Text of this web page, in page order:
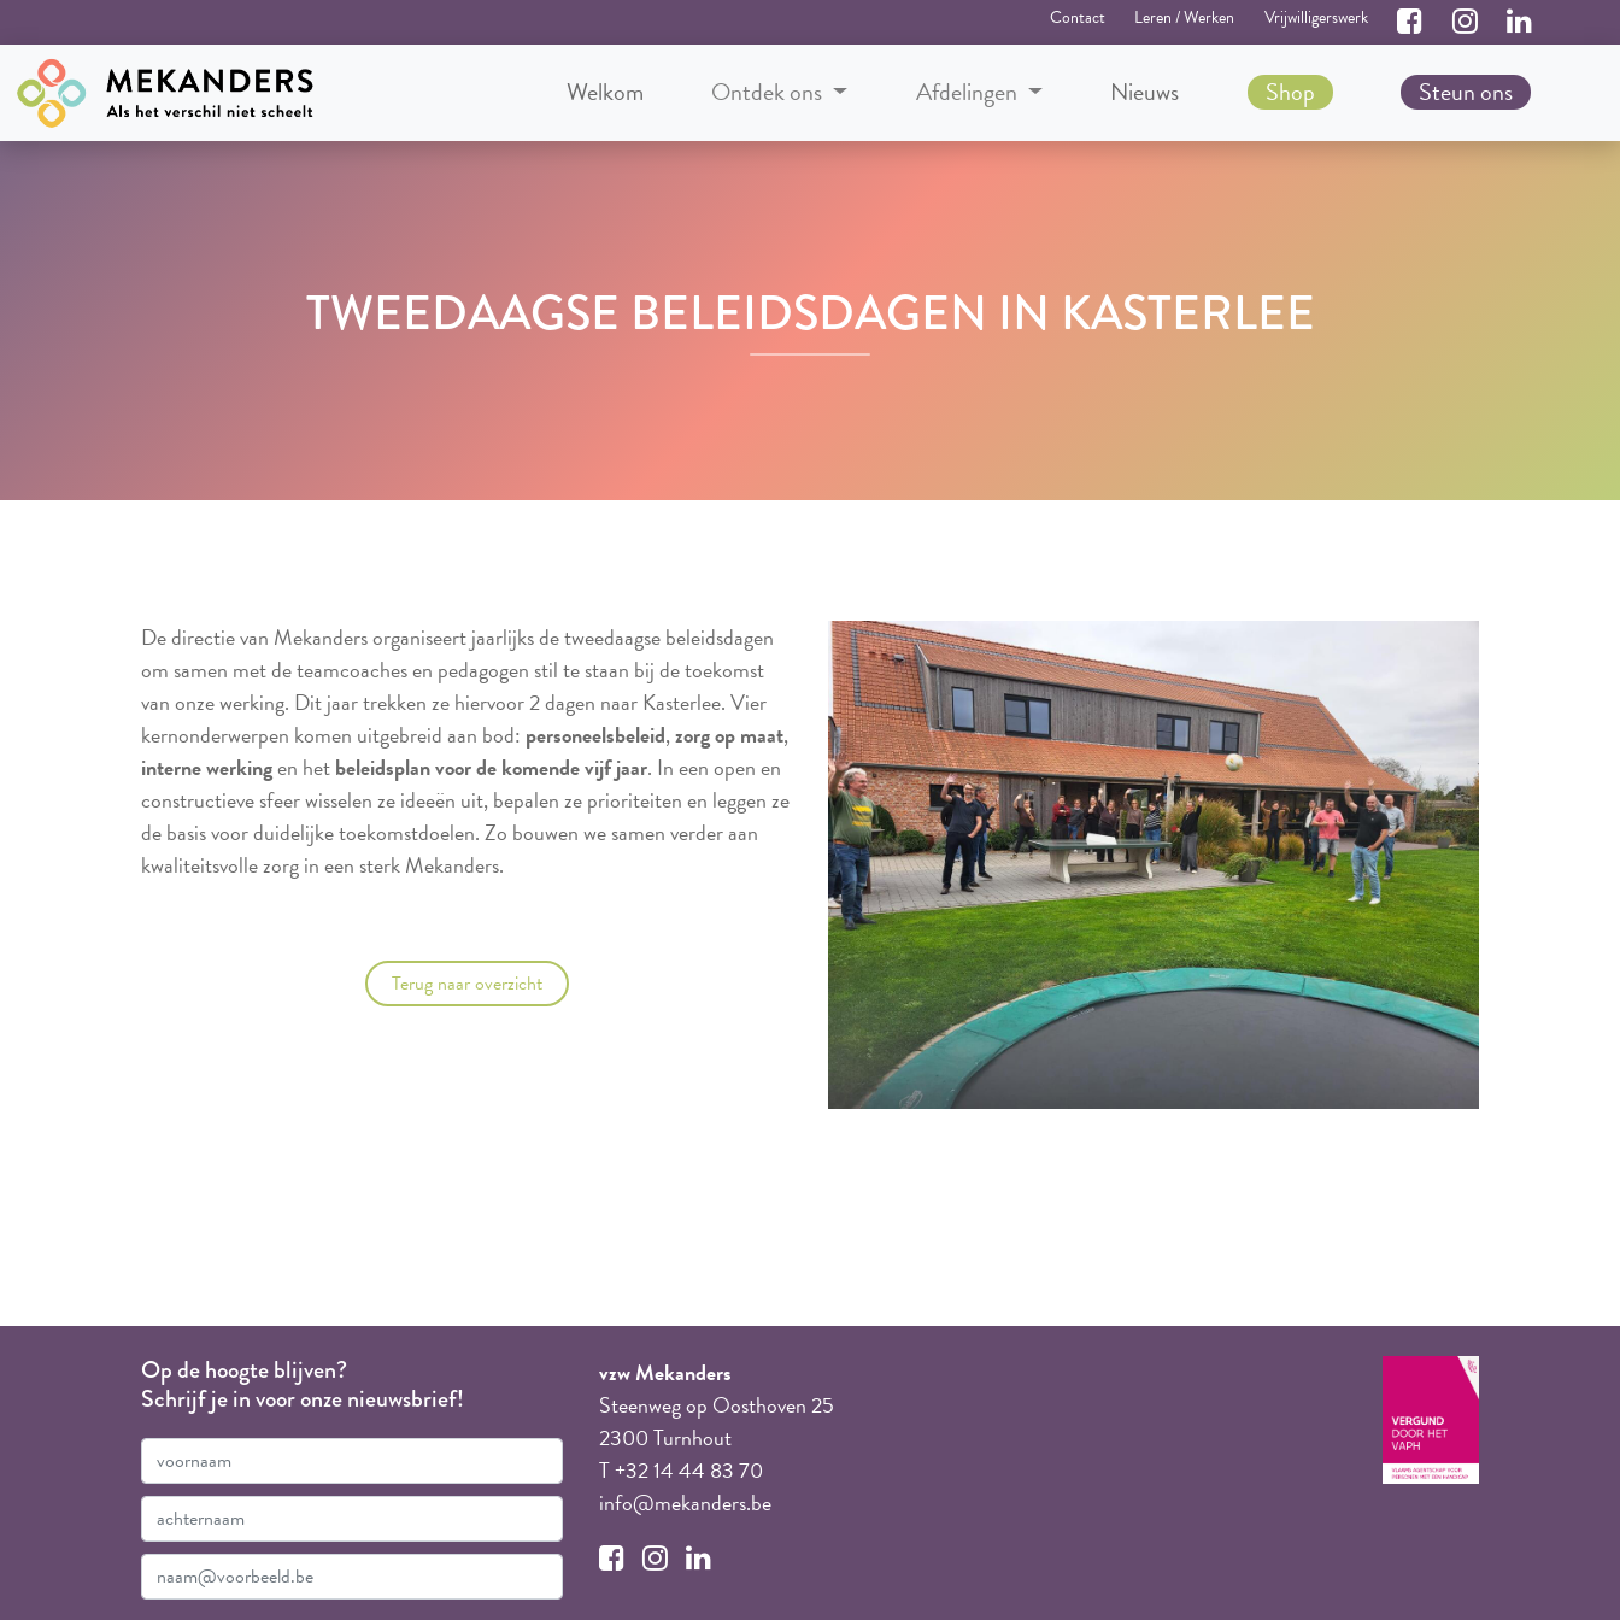
Contact Leren / Werken Vrijwilligerswerk
Welkom Ontdek ons Afdelingen Nieuws Shop Steun ons
TWEEDAAGSE BELEIDSDAGEN IN KASTERLEE
De directie van Mekanders organiseert jaarlijks de tweedaagse beleidsdagen
om samen met de teamcoaches en pedagogen stil te staan bij de toekomst
van onze werking. Dit jaar trekken ze hiervoor 2 dagen naar Kasterlee. Vier
kernonderwerpen komen uitgebreid aan bod: personeelsbeleid,zorg op maat,
interne werkingen hetbeleidsplan voor de komende vijf jaar. In een open en
constructieve sfeer wisselen ze ideeën uit, bepalen ze prioriteiten en leggen ze
de basis voor duidelijke toekomstdoelen. Zo bouwen we samen verder aan
kwaliteitsvolle zorg in een sterk Mekanders.
Terug naar overzicht
Op de hoogte blijven?
Schrijf je in voor onze nieuwsbrief!
vzw Mekanders
Steenweg op Oosthoven 25
2300 Turnhout
T +32 14 44 83 70
info@mekanders.be